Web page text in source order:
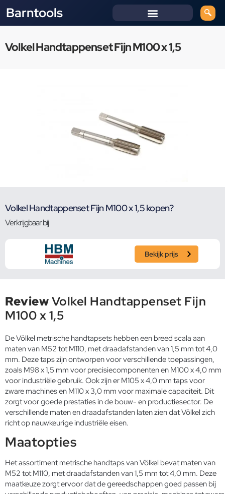
Barntools
Volkel Handtappenset Fijn M100 x 1,5
Volkel Handtappenset Fijn M100 x 1,5 kopen?
Verkrijgbaar bij
Bekijk prijs
ReviewVolkel Handtappenset Fijn
M100 x 1,5
De Völkel metrische handtapsets hebben een breed scala aan
maten van M52 tot M110, met draadafstanden van 1,5 mm tot 4,0
mm. Deze taps zijn ontworpen voor verschillende toepassingen,
zoals M98 x 1,5 mm voor precisiecomponenten en M100 x 4,0 mm
voor industriële gebruik. Ook zijn er M105 x 4,0 mm taps voor
zware machines en M110 x 3,0 mm voor maximale capaciteit. Dit
zorgt voor goede prestaties in de bouw- en productiesector. De
verschillende maten en draadafstanden laten zien dat Völkel zich
richt op nauwkeurige industriële eisen.
Maatopties
Het assortiment metrische handtaps van Völkel bevat maten van
M52 tot M110, met draadafstanden van 1,5 mm tot 4,0 mm. Deze
maatkeuze zorgt ervoor dat de gereedschappen goed passen bij